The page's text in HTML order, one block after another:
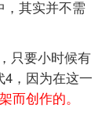
，其实并不需
只要小时候有
，因为在这一
而创作的。